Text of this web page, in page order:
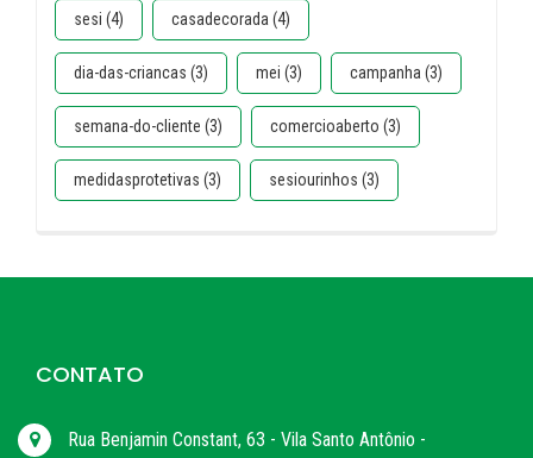
sesi (4) casadecorada (4)
dia-das-criancas (3) mei (3) campanha (3)
semana-do-cliente (3) comercioaberto (3)
medidasprotetivas (3) sesiourinhos (3)
CONTATO
Rua Benjamin Constant, 63 - Vila Santo Antônio -